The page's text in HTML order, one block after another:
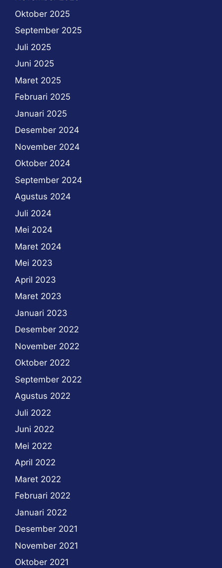
Oktober 2025
September 2025
Juli 2025
Juni 2025
Maret 2025
Februari 2025
Januari 2025
Desember 2024
November 2024
Oktober 2024
September 2024
Agustus 2024
Juli 2024
Mei 2024
Maret 2024
Mei 2023
April 2023
Maret 2023
Januari 2023
Desember 2022
November 2022
Oktober 2022
September 2022
Agustus 2022
Juli 2022
Juni 2022
Mei 2022
April 2022
Maret 2022
Februari 2022
Januari 2022
Desember 2021
November 2021
Oktober 2021